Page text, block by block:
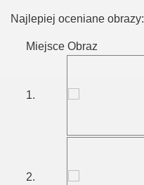
Najlepiej oceniane obrazy:
Miejsce Obraz
1.
2.